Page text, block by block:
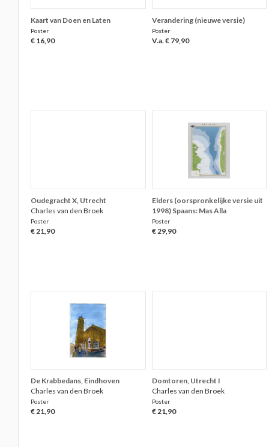
Kaart van Doen en Laten
Poster
€ 16,90
Verandering (nieuwe versie)
Poster
V.a. € 79,90
Oudegracht X, Utrecht
Charles van den Broek
Poster
€ 21,90
Elders (oorspronkelijke versie uit
1998) Spaans: Mas Alla
Poster
€ 29,90
De Krabbedans, Eindhoven
Charles van den Broek
Poster
€ 21,90
Domtoren, Utrecht I
Charles van den Broek
Poster
€ 21,90